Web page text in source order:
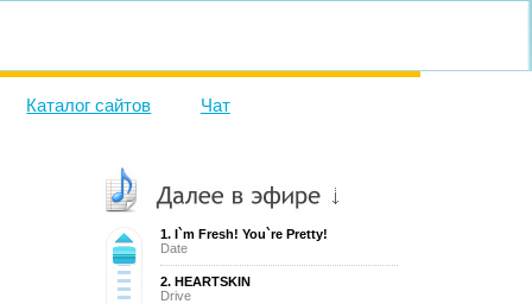
Каталог сайтов Чат
1. I`m Fresh! You`re Pretty!
Date
2. HEARTSKIN
Drive